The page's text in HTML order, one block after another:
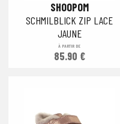
SHOOPOM
SCHMILBLICK ZIP LACE
JAUNE
À PARTIR DE
85.90 €